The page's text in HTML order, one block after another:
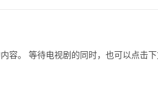
容。 等待电视剧的同时，也可以点击